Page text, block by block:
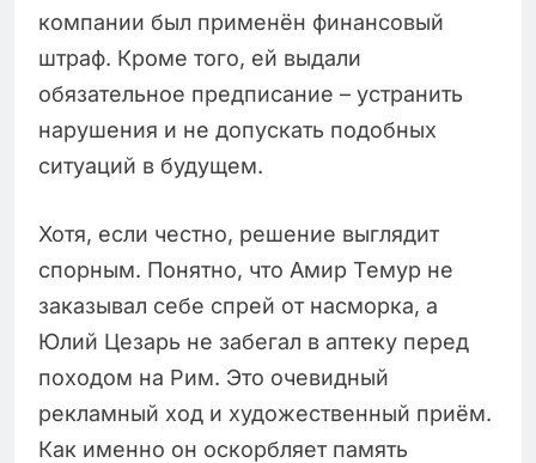
компании был применён финансовый
штраф. Кроме того, ей выдали
обязательное предписание – устранить
нарушения и не допускать подобных
ситуаций в будущем.
Хотя, если честно, решение выглядит
спорным. Понятно, что Амир Темур не
заказывал себе спрей от насморка, а
Юлий Цезарь не забегал в аптеку перед
походом на Рим. Это очевидный
рекламный ход и художественный приём.
Как именно он оскорбляет память